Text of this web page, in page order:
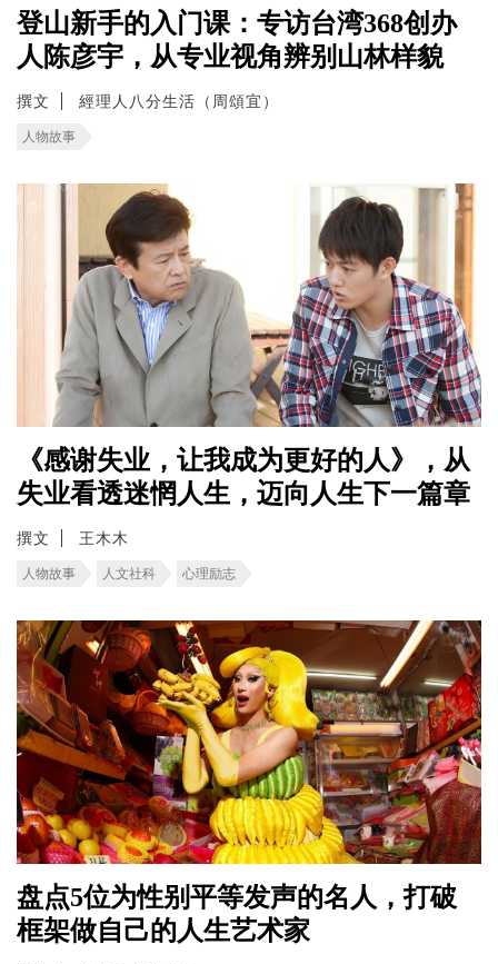
登山新手的入门课：专访台湾368创办
人陈彦宇，从专业视角辨别山林样貌
撰文 經理人八分生活（周頌宜）
人物故事
《感谢失业，让我成为更好的人》，从
失业看透迷惘人生，迈向人生下一篇章
撰文 王木木
人物故事 人文社科 心理励志
盘点5位为性别平等发声的名人，打破
框架做自己的人生艺术家